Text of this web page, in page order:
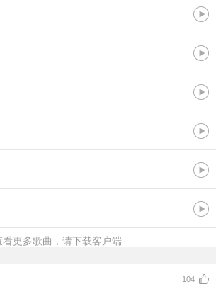
看更多歌曲，请下载客户端
104